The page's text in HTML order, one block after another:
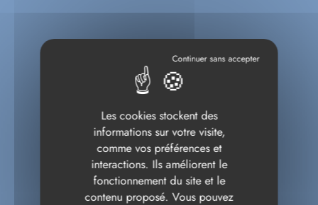
Les cookies stockent des
informations sur votre visite,
comme vos préférences et
interactions. Ils améliorent le
fonctionnement du site et le
contenu proposé. Vous pouvez